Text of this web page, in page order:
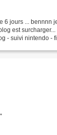
6 jours ... bennnn
est
- suivi nintendo -